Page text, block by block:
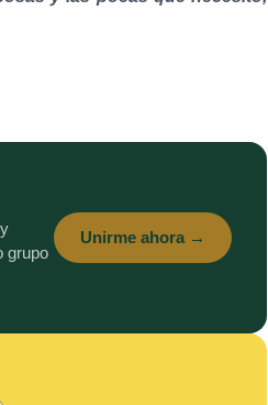
grupo
Unirme ahora →